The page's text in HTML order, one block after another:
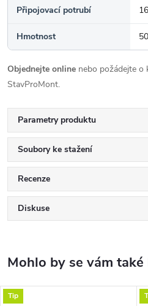
Připojovací potrubí
Hmotnost
Objednejte online nebo požádejte o
StavProMont.
Parametry produktu
Soubory ke stažení
Recenze
Diskuse
Tip